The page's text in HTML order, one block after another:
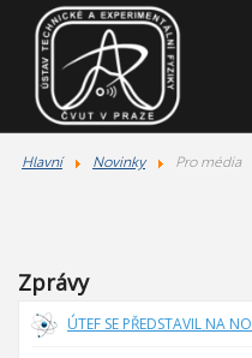
Hlavní Novinky Pro média
Zprávy
ÚTEF SE PŘEDSTAVIL NA